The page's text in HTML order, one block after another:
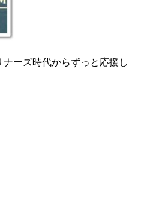
ーズ時代からずっと応援し